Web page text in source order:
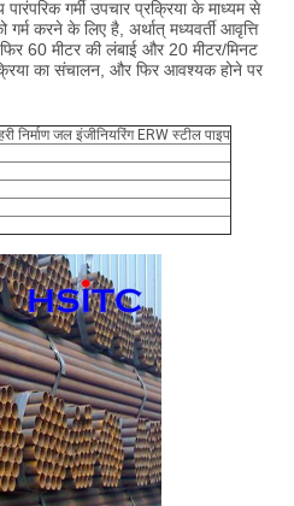
गर्मी उपचार प्रक्रिया के माध्यम से
करने के लिए है, अर्थात् मध्यवर्ती आवृत्ति
60 मीटर की लंबाई और 20 मीटर/मिनट
का संचालन, और फिर आवश्यक होने पर
निर्माण जल इंजीनियरिंग ERW स्टील पाइप